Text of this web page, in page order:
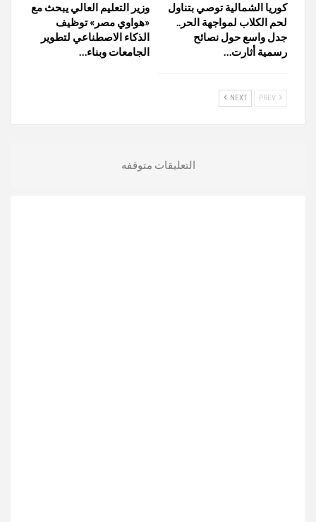
كوريا الشمالية توصي بتناول
لحم الكلاب لمواجهة الحر..
جدل واسع حول نصائح
رسمية أثارت…
وزير التعليم العالي يبحث مع
«هواوي مصر» توظيف
الذكاء الاصطناعي لتطوير
الجامعات وبناء…
NEXT
التعليقات متوقفه